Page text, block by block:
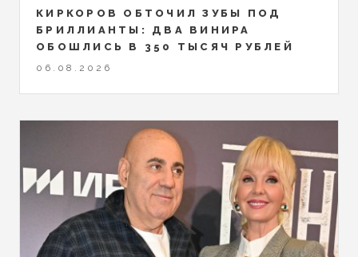
КИРКОРОВ ОБТОЧИЛ ЗУБЫ ПОД
БРИЛЛИАНТЫ: ДВА ВИНИРА
ОБОШЛИСЬ В 350 ТЫСЯЧ РУБЛЕЙ
06.08.2026